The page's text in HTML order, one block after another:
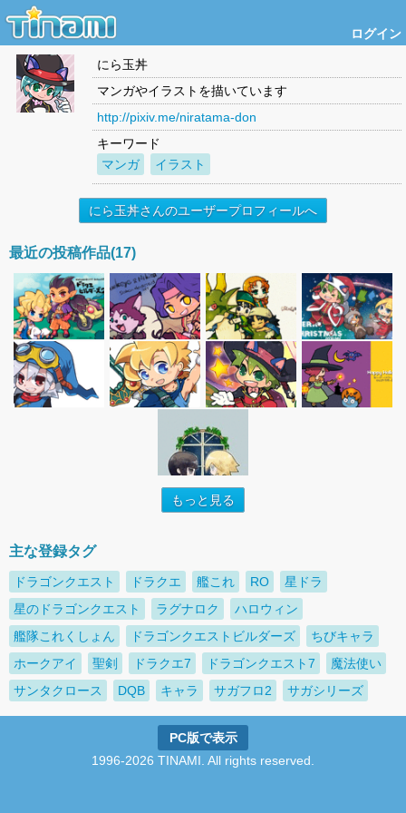
ログイン
にら玉丼
マンガやイラストを描いています
http://pixiv.me/niratama-don
キーワード
マンガ
イラスト
にら玉丼さんのユーザープロフィールへ
最近の投稿作品(17)
もっと見る
主な登録タグ
ドラゴンクエスト ドラクエ 艦これ RO
星ドラ
星のドラゴンクエスト
ラグナロク
ハロウィン
艦隊これくしょん
ドラゴンクエストビルダーズ
ちびキャラ
ホークアイ
聖剣 ドラクエ7 ドラゴンクエスト7
魔法使い
サンタクロース
DQB キャラ サガフロ2 サガシリーズ
PC版で表示
1996-2026 TINAMI. All rights reserved.